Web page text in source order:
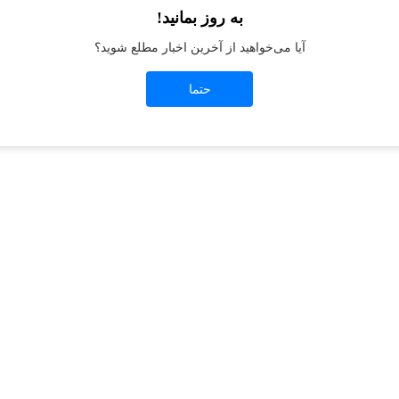
-side exception has occurred while loading jeanswest.ir(see the
به روز بمانید!
آیا می‌خواهید از آخرین اخبار مطلع شوید؟
حتما